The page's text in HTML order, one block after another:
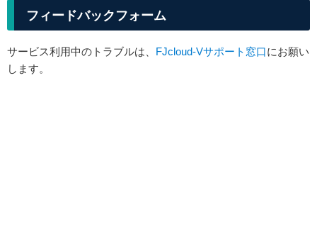
フィードバックフォーム
サービス利用中のトラブルは、 FJcloud-Vサポート窓口にお願い
します。